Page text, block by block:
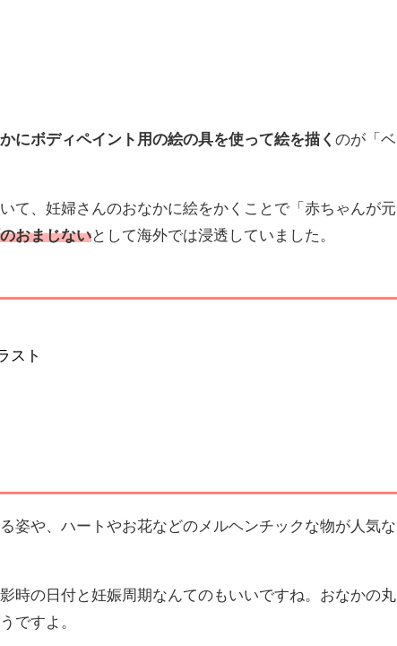
にボディペイント用の絵の具を使って絵を描く のが「ベ
て、妊婦さんのおなかに絵をかくことで「赤ちゃんが元
おまじないとして海外では浸透していました。
スト
姿や、ハートやお花などのメルヘンチックな物が人気な
時の日付と妊娠周期なんてのもいいですね。おなかの丸
ですよ。